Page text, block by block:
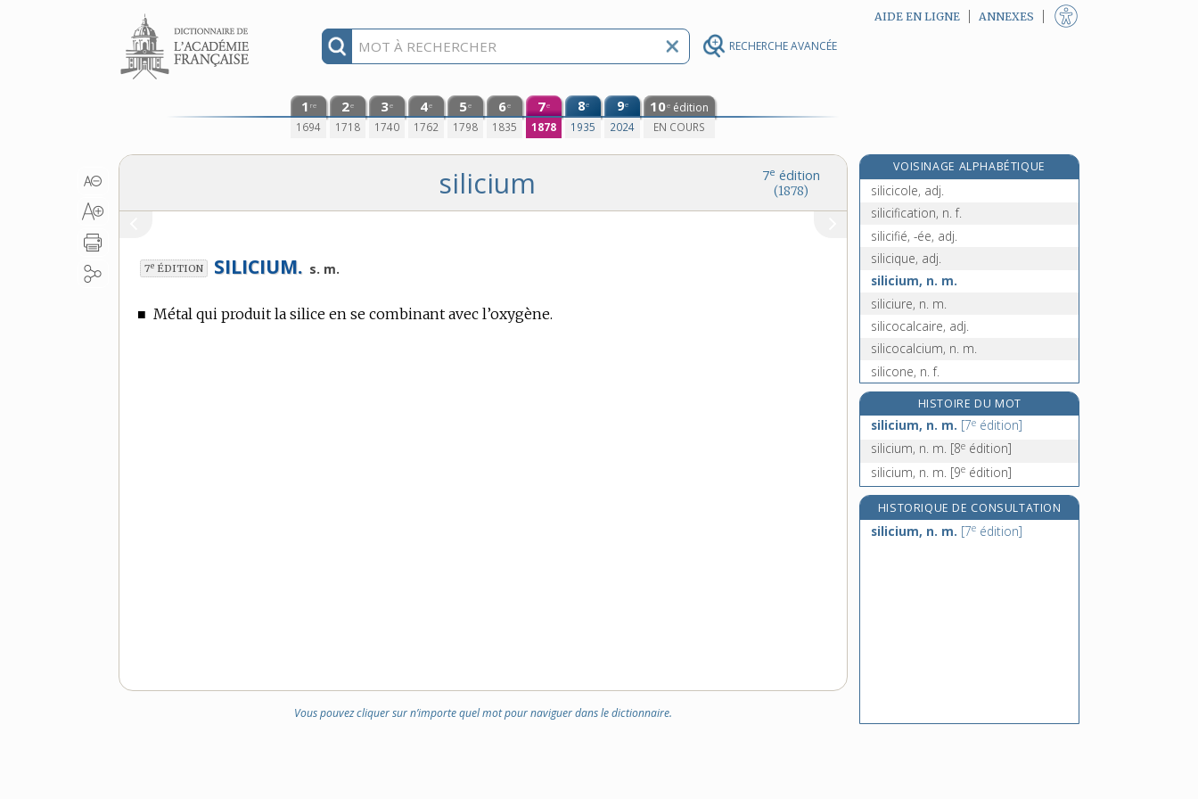
RECHERCHE AVANCÉE
Aller au contenu AIDE EN LIGNE ANNEXES
1 re
1694
2e
1718
3e
1740
4e
1762
5e
1798
6e
1835
7e
1878
8e
1935
9e
2024
10e édition
EN COURS
7e édition
(1878)
silicium
7e ÉDITION SILICIUM. s. m.
■ Métal qui produit la silice en se combinant avec l’oxygène.
Vous pouvez cliquer sur n’importe quel mot pour naviguer dans le dictionnaire.
VOISINAGE ALPHABÉTIQUE
siliceux, -euse, adj.
silicicole, adj.
silicification, n. f.
silicifié, -ée, adj.
silicique, adj.
silicium, n. m.
siliciure, n. m.
silicocalcaire, adj.
silicocalcium, n. m.
silicone, n. f.
siliconer, v. tr.
silicose, n. f.
silicule, n. f.
HISTOIRE DU MOT
silicium, n. m. [7e édition]
silicium, n. m. [8e édition]
silicium, n. m. [9e édition]
HISTORIQUE DE CONSULTATION
silicium, n. m. [7e édition]